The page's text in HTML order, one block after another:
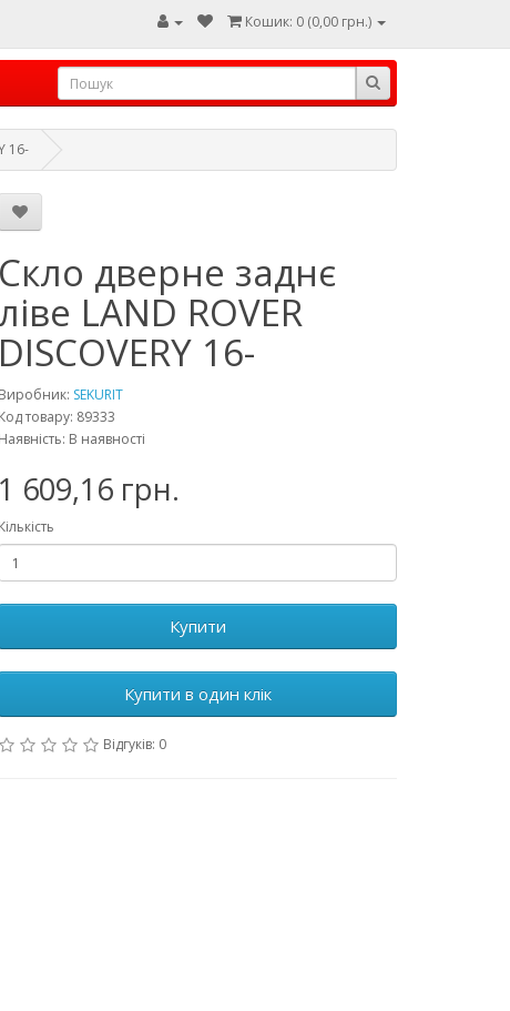
Кошик: 0 (0,00 грн.)
16-
Скло дверне заднє
ліве LAND ROVER
DISCOVERY 16-
Виробник: SEKURIT
Код товару: 89333
Наявність: В наявності
1 609,16 грн.
Кількість
Купити
Купити в один клік
Відгуків: 0